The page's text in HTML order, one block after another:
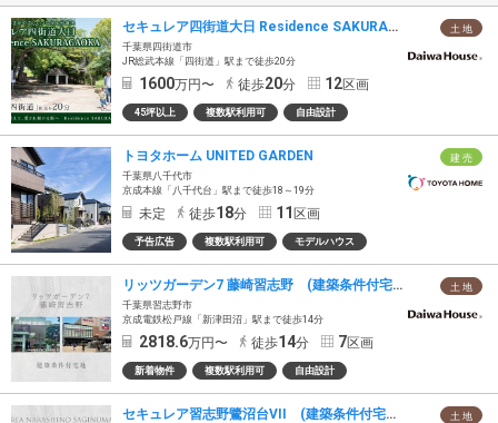
土 地
セキュレア四街道大日 Residence SAKURAGAOKA(建築条件付宅地分譲)
千葉県四街道市
JR総武本線「四街道」駅まで徒歩20分
1600万円〜 徒歩20分 12区画
45坪以上 複数駅利用可 自由設計
建 売
トヨタホーム UNITED GARDEN
千葉県八千代市
京成本線「八千代台」駅まで徒歩18～19分
未定 徒歩18分 11 区画
予告広告 複数駅利用可 モデルハウス
土 地
リッツガーデン7 藤崎習志野 (建築条件付宅地分譲)
千葉県習志野市
京成電鉄松戸線「新津田沼」駅まで徒歩14分
2818.6万円〜 徒歩14分 7区画
新着物件 複数駅利用可 自由設計
土 地
セキュレア習志野鷺沼台VII (建築条件付宅地分譲)